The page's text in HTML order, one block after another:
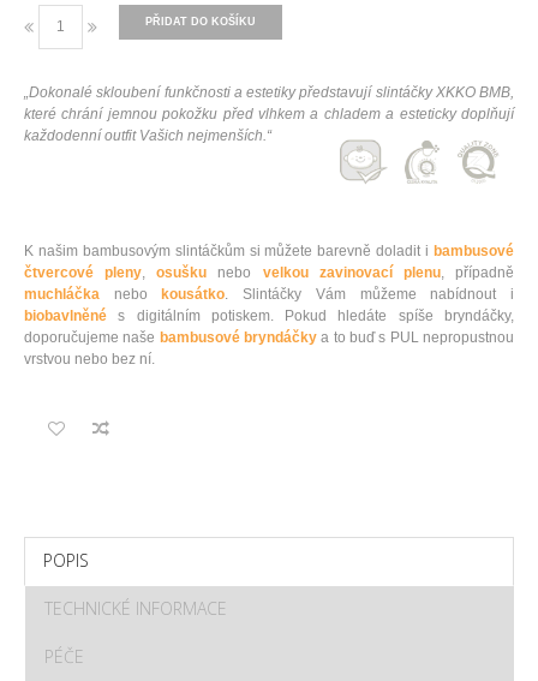
PŘIDAT DO KOŠÍKU
„Dokonalé skloubení funkčnosti a estetiky představují slintáčky XKKO BMB,
které chrání jemnou pokožku před vlhkem a chladem a esteticky doplňují
každodenní outfit Vašich nejmenších.“
K našim bambusovým slintáčkům si můžete barevně doladit i bambusové
čtvercové pleny,osušku nebo velkou zavinovací plenu, případně
muchláčka nebo kousátko. Slintáčky Vám můžeme nabídnout i
biobavlněné s digitálním potiskem. Pokud hledáte spíše bryndáčky,
doporučujeme naše bambusové bryndáčky a to buď s PUL nepropustnou
vrstvou nebo bez ní.
POPIS
TECHNICKÉ INFORMACE
PÉČE